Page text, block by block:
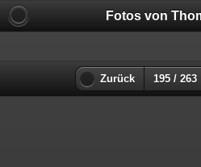
Fotos von
Zurück 195 / 263